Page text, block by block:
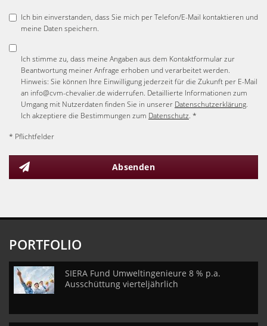
Ich bin einverstanden, dass Sie mich per Telefon/E-Mail kontaktieren und
meine Daten speichern.
Ich stimme zu, dass meine Angaben aus dem Kontaktformular zur
Beantwortung meiner Anfrage erhoben und verarbeitet werden.
Hinweis: Sie können Ihre Einwilligung jederzeit für die Zukunft per E-Mail
an info@cvm-chevalier.de widerrufen. Detaillierte Informationen zum
Umgang mit Nutzerdaten finden Sie in unserer Datenschutzerklärung.
Ich akzeptiere die Bestimmungen zum Datenschutz. *
* Pflichtfelder
Absenden
PORTFOLIO
SIERA Fund Umweltingenieure 8 % p.a.
Ausschüttung vierteljährlich